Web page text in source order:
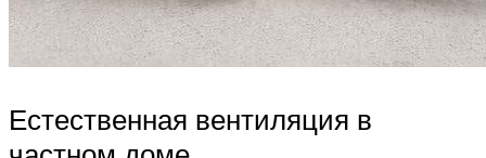
Естественная вентиляция в